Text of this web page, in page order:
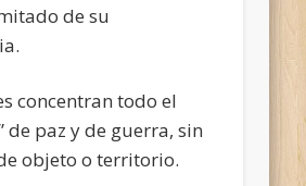
de su
concentran todo el
de paz y de guerra, sin
objeto o territorio.